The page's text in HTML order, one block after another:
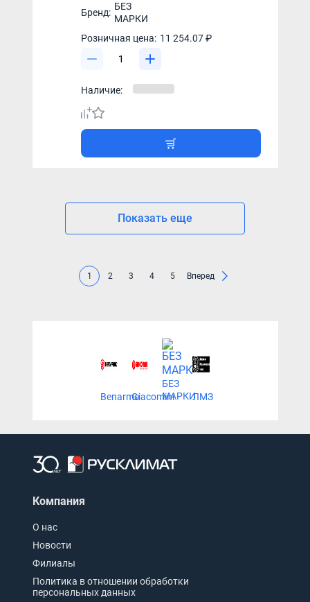
Бренд:
БЕЗ
МАРКИ
Розничная цена: 11 254.07 ₽
Наличие:
Показать еще
1 2 3 4 5 Вперед
BenarmoGiacomini
БЕЗ
МАРКИЛМЗ
Компания
О нас
Новости
Филиалы
Политика в отношении обработки
персональных данных